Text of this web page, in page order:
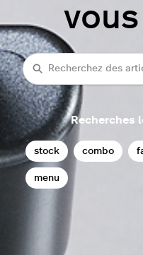
rechercher
Recherches
stock combo
menu